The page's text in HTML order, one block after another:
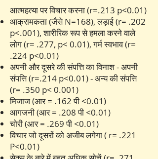
आत्महत्या पर विचार करना (r=.213 p<0.01)
आक्रामकता (जैसे N=168), लड़ाई (r= .202
p<.001), शारीरिक रूप से हमला करने वाले
लोग (r= .277, p< 0.01), गर्म स्वभाव (r=
.224 p<0.01)
अपनी और दूसरे की संपत्ति का विनाश - अपनी
संपत्ति (r=.214 p<0.01) - अन्य की संपत्ति
(r= .350 p< 0.001)
मिजाज (आर = .162 पी <0.01)
आगजनी (आर = .208 पी <0.01)
चोरी (आर = .269 पी <0.01)
विचार जो दूसरों को अजीब लगेगा ( r= .221
P<0.01)